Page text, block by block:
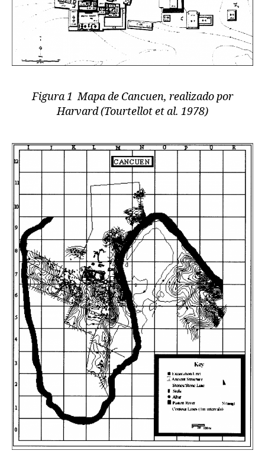
Figura 1 Mapa de Cancuen, realizado por
Harvard (Tourtellot et al. 1978)